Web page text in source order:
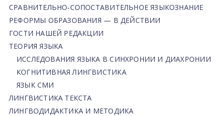
СРАВНИТЕЛЬНО-СОПОСТАВИТЕЛЬНОЕ ЯЗЫКОЗНАНИЕ
РЕФОРМЫ ОБРАЗОВАНИЯ — В ДЕЙСТВИИ
ГОСТИ НАШЕЙ РЕДАКЦИИ
ТЕОРИЯ ЯЗЫКА
ИССЛЕДОВАНИЯ ЯЗЫКА В СИНХРОНИИ И ДИАХРОНИИ
КОГНИТИВНАЯ ЛИНГВИСТИКА
ЯЗЫК СМИ
ЛИНГВИСТИКА ТЕКСТА
ЛИНГВОДИДАКТИКА И МЕТОДИКА